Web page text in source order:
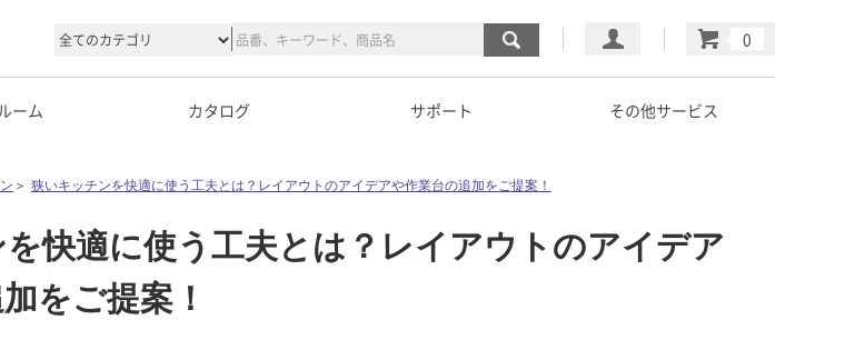
マイページ
カート
ーム カタログ サポート その他サービス
＞ 狭いキッチンを快適に使う工夫とは？レイアウトのアイデアや作業台の追加をご提案！
快適に使う工夫とは？レイアウトのアイデア
をご提案！